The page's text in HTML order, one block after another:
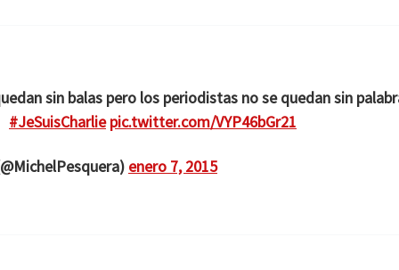
sin balas pero los periodistas no se quedan sin
#JeSuisCharlie pic.twitter.com/VYP46bGr21
enero 7, 2015